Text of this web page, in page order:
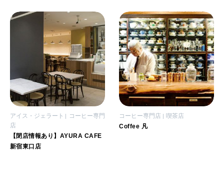
アイス・ジェラート
コーヒー専門
店
【閉店情報あり】AYURA CAFE
新宿東口店
コーヒー専門店 喫茶店
Coffee 凡